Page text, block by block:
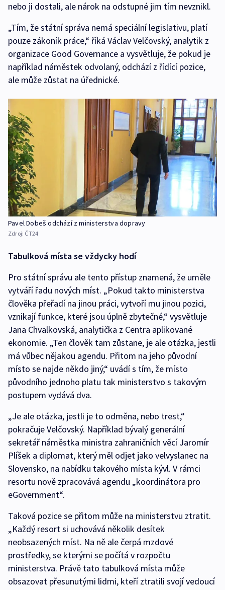
nebo ji dostali, ale nárok na odstupné jim tím nevznikl.
„Tím, že státní správa nemá speciální legislativu, platí
pouze zákoník práce,“ říká Václav Velčovský, analytik z
organizace Good Governance a vysvětluje, že pokud je
například náměstek odvolaný, odchází z řídící pozice,
ale může zůstat na úřednické.
Pavel Dobeš odchází z ministerstva dopravy
Zdroj: ČT24
Tabulková místa se vždycky hodí
Pro státní správu ale tento přístup znamená, že uměle
vytváří řadu nových míst. „Pokud takto ministerstva
člověka přeřadí na jinou práci, vytvoří mu jinou pozici,
vznikají funkce, které jsou úplně zbytečné,“ vysvětluje
Jana Chvalkovská, analytička z Centra aplikované
ekonomie. „Ten člověk tam zůstane, je ale otázka, jestli
má vůbec nějakou agendu. Přitom na jeho původní
místo se najde někdo jiný,“ uvádí s tím, že místo
původního jednoho platu tak ministerstvo s takovým
postupem vydává dva.
„Je ale otázka, jestli je to odměna, nebo trest,“
pokračuje Velčovský. Například bývalý generální
sekretář náměstka ministra zahraničních věcí Jaromír
Plíšek a diplomat, který měl odjet jako velvyslanec na
Slovensko, na nabídku takového místa kývl. V rámci
resortu nově zpracovává agendu „koordinátora pro
eGovernment“.
Taková pozice se přitom může na ministerstvu ztratit.
„Každý resort si uchovává několik desítek
neobsazených míst. Na ně ale čerpá mzdové
prostředky, se kterými se počítá v rozpočtu
ministerstva. Právě tato tabulková místa může
obsazovat přesunutými lidmi, kteří ztratili svojí vedoucí